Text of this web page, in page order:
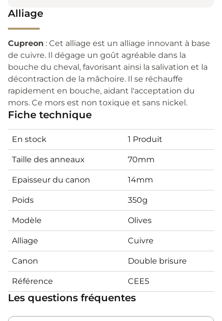
Alliage
Cupreon : Cet alliage est un alliage innovant à base
de cuivre. Il dégage un goût agréable dans la
bouche du cheval, favorisant ainsi la salivation et la
décontraction de la mâchoire. Il se réchauffe
rapidement en bouche, aidant l'acceptation du
mors. Ce mors est non toxique et sans nickel.
Fiche technique
En stock 1 Produit
Taille des anneaux 70mm
Epaisseur du canon 14mm
Poids 350g
Modèle Olives
Alliage Cuivre
Canon Double brisure
Référence CEE5
Les questions fréquentes